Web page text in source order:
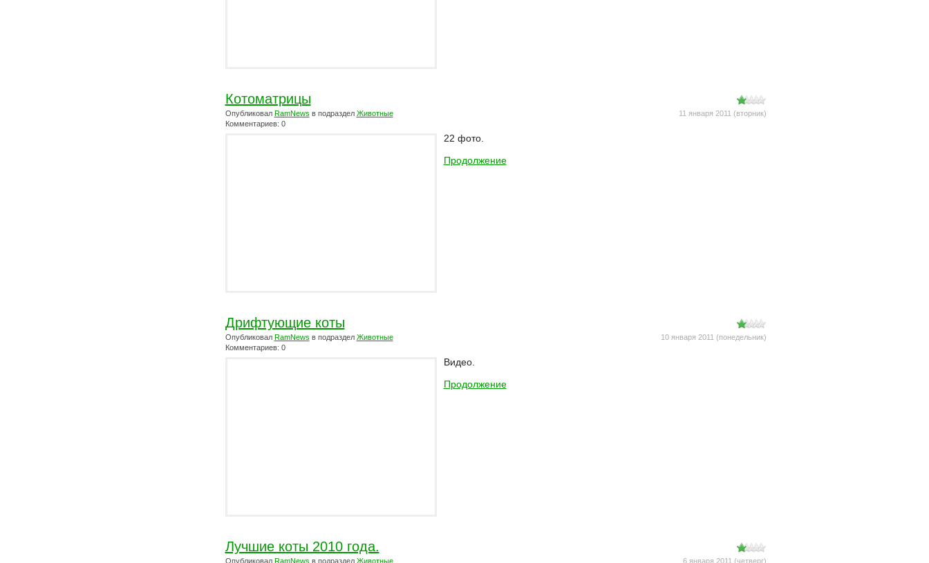
Котоматрицы
11 января 2011 (вторник)
Опубликовал RamNews в подраздел Животные
Комментариев: 0
22 фото.
Продолжение
Дрифтующие коты
10 января 2011 (понедельник)
Опубликовал RamNews в подраздел Животные
Комментариев: 0
Видео.
Продолжение
Лучшие коты 2010 года.
6 января 2011 (четверг)
Опубликовал RamNews в подраздел Животные